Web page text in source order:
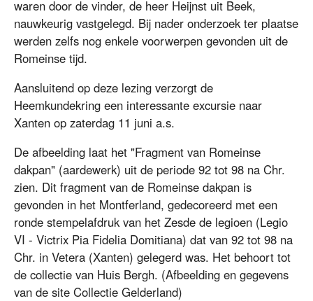
waren door de vinder, de heer Heijnst uit Beek,
nauwkeurig vastgelegd. Bij nader onderzoek ter plaatse
werden zelfs nog enkele voorwerpen gevonden uit de
Romeinse tijd.
Aansluitend op deze lezing verzorgt de
Heemkundekring een interessante excursie naar
Xanten op zaterdag 11 juni a.s.
De afbeelding laat het "Fragment van Romeinse
dakpan" (aardewerk) uit de periode 92 tot 98 na Chr.
zien. Dit fragment van de Romeinse dakpan is
gevonden in het Montferland, gedecoreerd met een
ronde stempelafdruk van het Zesde de legioen (Legio
VI - Victrix Pia Fidelia Domitiana) dat van 92 tot 98 na
Chr. in Vetera (Xanten) gelegerd was. Het behoort tot
de collectie van Huis Bergh. (Afbeelding en gegevens
van de site Collectie Gelderland)